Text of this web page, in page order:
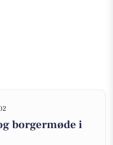
borgermøde i